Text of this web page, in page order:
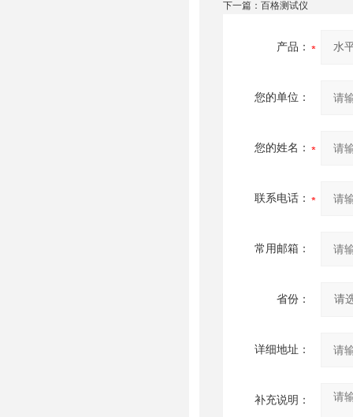
下一篇： 百格测试仪
产品：
您的单位：
您的姓名：
联系电话：
常用邮箱：
省份：
详细地址：
补充说明：